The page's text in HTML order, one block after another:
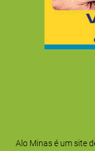
Alo Minas é um site